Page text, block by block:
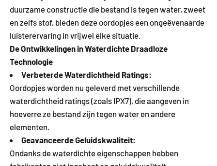
duurzame constructie die bestand is tegen water, zweet
en zelfs stof, bieden deze oordopjes een ongeëvenaarde
luisterervaring in vrijwel elke situatie.
De Ontwikkelingen in Waterdichte Draadloze
Technologie
Verbeterde Waterdichtheid Ratings:
Oordopjes worden nu geleverd met verschillende
waterdichtheid ratings (zoals IPX7), die aangeven in
hoeverre ze bestand zijn tegen water en andere
elementen.
Geavanceerde Geluidskwaliteit:
Ondanks de waterdichte eigenschappen hebben